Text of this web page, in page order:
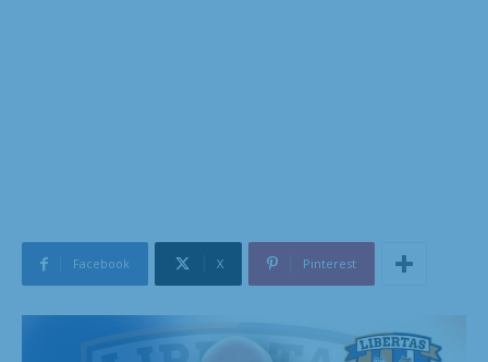
Facebook X Pinterest